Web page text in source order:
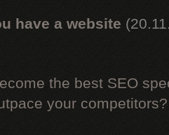
have a website
the best SEO
your competitors?